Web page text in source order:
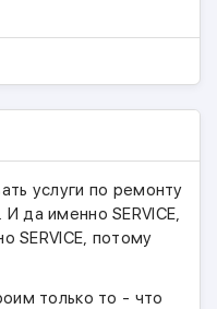
услуги по ремонту
да именно SERVICE,
SERVICE, потому
только то - что